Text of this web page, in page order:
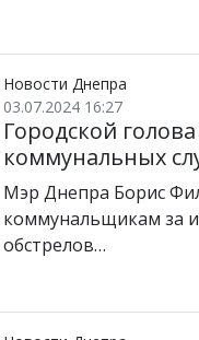
Новости Днепра
03.07.2024 16:27
Городской
коммунальных
Мэр Днепра Борис
коммунальщикам за
обстрелов…